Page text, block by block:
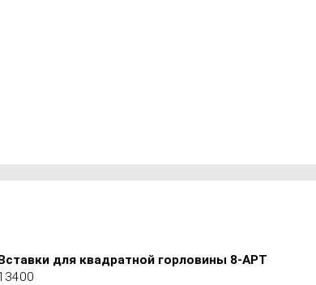
для квадратной горловины 8-АРТ